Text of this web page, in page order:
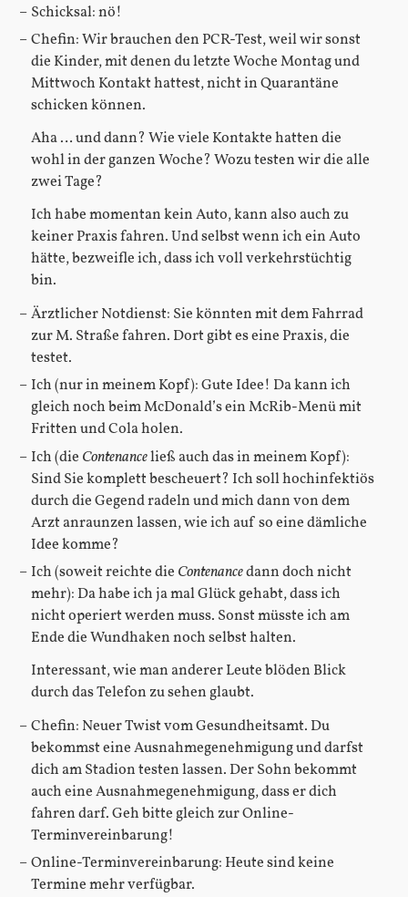
Schicksal: nö!
Chefin: Wir brauchen den PCR-Test, weil wir sonst
die Kinder, mit denen du letzte Woche Montag und
Mittwoch Kontakt hattest, nicht in Quarantäne
schicken können.
Aha … und dann? Wie viele Kontakte hatten die
wohl in der ganzen Woche? Wozu testen wir die alle
zwei Tage?
Ich habe momentan kein Auto, kann also auch zu
keiner Praxis fahren. Und selbst wenn ich ein Auto
hätte, bezweifle ich, dass ich voll verkehrstüchtig
bin.
Ärztlicher Notdienst: Sie könnten mit dem Fahrrad
zur M. Straße fahren. Dort gibt es eine Praxis, die
testet.
Ich (nur in meinem Kopf): Gute Idee! Da kann ich
gleich noch beim McDonald’s ein McRib-Menü mit
Fritten und Cola holen.
Ich (die Contenanceließ auch das in meinem Kopf):
Sind Sie komplett bescheuert? Ich soll hochinfektiös
durch die Gegend radeln und mich dann von dem
Arzt anraunzen lassen, wie ich auf so eine dämliche
Idee komme?
Ich (soweit reichte die Contenancedann doch nicht
mehr): Da habe ich ja mal Glück gehabt, dass ich
nicht operiert werden muss. Sonst müsste ich am
Ende die Wundhaken noch selbst halten.
Interessant, wie man anderer Leute blöden Blick
durch das Telefon zu sehen glaubt.
Chefin: Neuer Twist vom Gesundheitsamt. Du
bekommst eine Ausnahmegenehmigung und darfst
dich am Stadion testen lassen. Der Sohn bekommt
auch eine Ausnahmegenehmigung, dass er dich
fahren darf. Geh bitte gleich zur Online-
Terminvereinbarung!
Online-Terminvereinbarung: Heute sind keine
Termine mehr verfügbar.